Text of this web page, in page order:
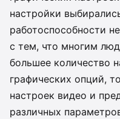
настройки
работоспособности
с тем, что многим
большее количество
графических опций,
настроек видео и
различных